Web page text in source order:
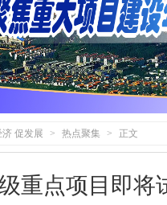
促发展 > 热点聚集 > 正文
重点项目即